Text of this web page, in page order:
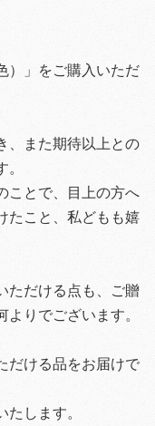
）」をご購入いただ
、また期待以上との
ことで、目上の方へ
たこと、私どもも嬉
ただける点も、ご贈
りでございます。
だける品をお届けで
します。